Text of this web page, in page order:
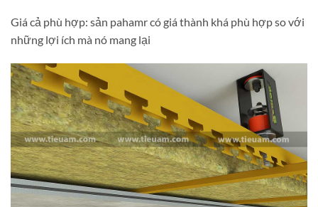
Giá cả phù hợp: sản pahamr có giá thành khá phù hợp so với
những lợi ích mà nó mang lại